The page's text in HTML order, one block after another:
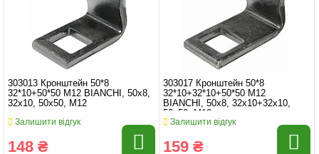
303013 Кронштейн 50*8
32*10+50*50 M12 BIANCHI, 50x8,
32x10, 50x50, M12
Залишити відгук
148 ₴
303017 Кронштейн 50*8
32*10+32*10+50*50 M12
BIANCHI, 50x8, 32x10+32x10,
50x50, M12
Залишити відгук
159 ₴